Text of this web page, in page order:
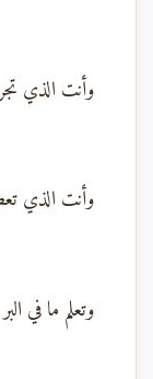
وأنت الذي
وأنت الذي
وتعلم ما في